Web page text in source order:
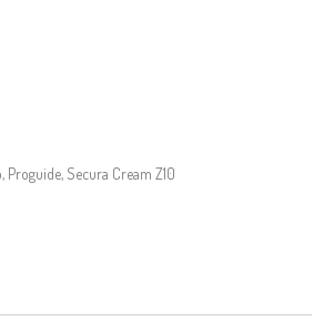
, Proguide, Secura Cream Z10